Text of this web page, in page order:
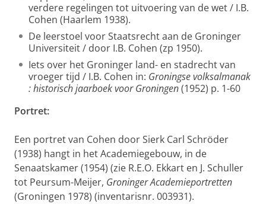
verdere regelingen tot uitvoering van de wet / I.B.
Cohen (Haarlem 1938).
De leerstoel voor Staatsrecht aan de Groninger
Universiteit / door I.B. Cohen (zp 1950).
Iets over het Groninger land- en stadrecht van
vroeger tijd / I.B. Cohen in: Groningse volksalmanak
: historisch jaarboek voor Groningen(1952) p. 1-60
Portret:
Een portret van Cohen door Sierk Carl Schröder
(1938) hangt in het Academiegebouw, in de
Senaatskamer (1954) (zie R.E.O. Ekkart en J. Schuller
tot Peursum-Meijer, Groninger Academieportretten
(Groningen 1978) (inventarisnr. 003931).